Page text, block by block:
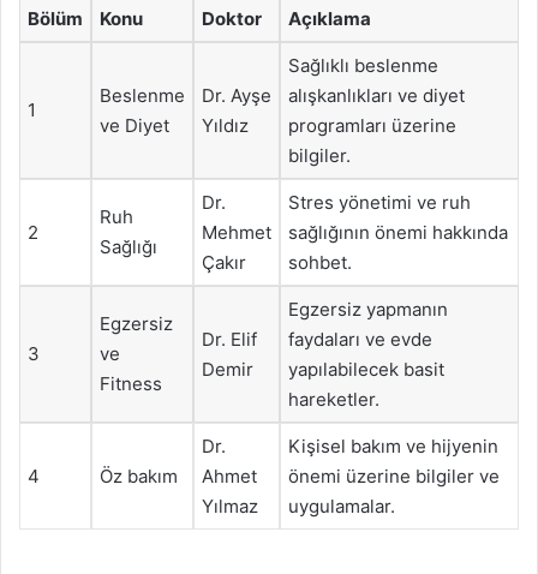
Bölüm Konu Doktor Açıklama
1
Beslenme
ve Diyet
Dr. Ayşe
Yıldız
Sağlıklı beslenme
alışkanlıkları ve diyet
programları üzerine
bilgiler.
2
Ruh
Sağlığı
Dr.
Mehmet
Çakır
Stres yönetimi ve ruh
sağlığının önemi hakkında
sohbet.
3
Egzersiz
ve
Fitness
Dr. Elif
Demir
Egzersiz yapmanın
faydaları ve evde
yapılabilecek basit
hareketler.
4 Öz bakım
Dr.
Ahmet
Yılmaz
Kişisel bakım ve hijyenin
önemi üzerine bilgiler ve
uygulamalar.